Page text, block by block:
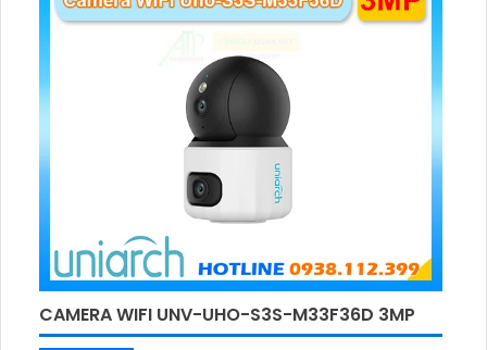
phạm vi 3m.
CAMERA WIFI UNV-UHO-S3S-M33F36D 3MP